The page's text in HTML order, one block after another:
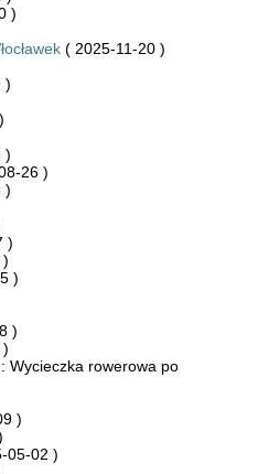
)
( 2025-11-20 )
)
)
26 )
)
)
)
)
Wycieczka rowerowa po
)
05-02 )